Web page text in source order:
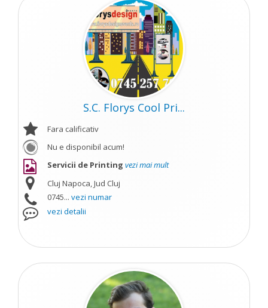
S.C. Florys Cool Pri...
Fara calificativ
Nu e disponibil acum!
Servicii de Printing vezi mai mult
Cluj Napoca, Jud Cluj
0745... vezi numar
vezi detalii